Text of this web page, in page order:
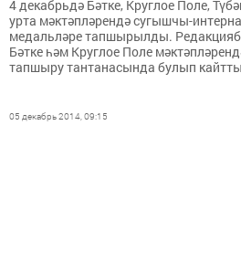
4 декабрьдә Бәтке, Круглое Поле,
урта мәктәпләрендә сугышчы-
медальләре тапшырылды.
Бәтке һәм Круглое Поле
тапшыру тантанасында булып
05 декабрь 2014, 09:15